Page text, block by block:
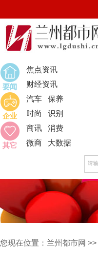
要闻
焦点资讯
财经资讯
企业
汽车
保养
时尚
识别
其它
商讯
消费
微商
大数据
您现在位置： 兰州都市网 >>